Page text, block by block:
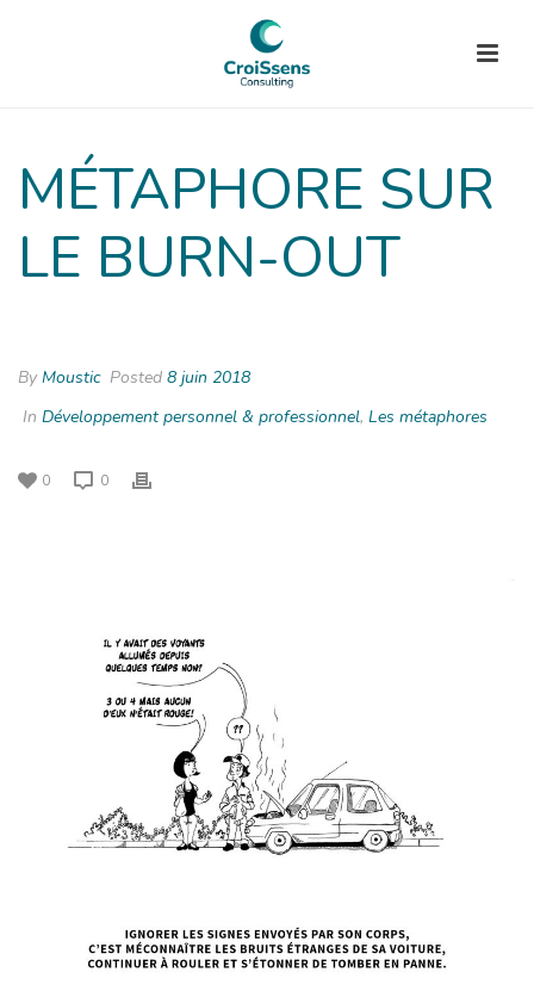
MÉTAPHORE SUR
LE BURN-OUT
By Moustic Posted 8 juin 2018
In Développement personnel & professionnel, Les métaphores
0 0